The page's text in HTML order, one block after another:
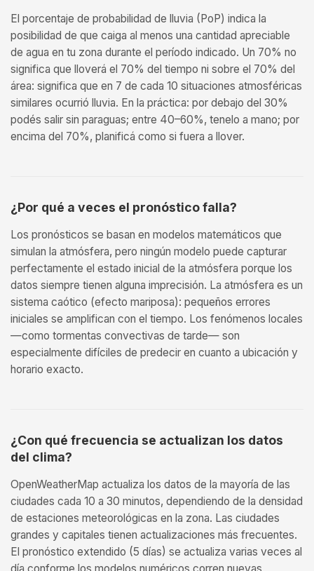
El porcentaje de probabilidad de lluvia (PoP) indica la
posibilidad de que caiga al menos una cantidad apreciable
de agua en tu zona durante el período indicado. Un 70% no
significa que lloverá el 70% del tiempo ni sobre el 70% del
área: significa que en 7 de cada 10 situaciones atmosféricas
similares ocurrió lluvia. En la práctica: por debajo del 30%
podés salir sin paraguas; entre 40–60%, tenelo a mano; por
encima del 70%, planificá como si fuera a llover.
¿Por qué a veces el pronóstico falla?
Los pronósticos se basan en modelos matemáticos que
simulan la atmósfera, pero ningún modelo puede capturar
perfectamente el estado inicial de la atmósfera porque los
datos siempre tienen alguna imprecisión. La atmósfera es un
sistema caótico (efecto mariposa): pequeños errores
iniciales se amplifican con el tiempo. Los fenómenos locales
—como tormentas convectivas de tarde— son
especialmente difíciles de predecir en cuanto a ubicación y
horario exacto.
¿Con qué frecuencia se actualizan los datos
del clima?
OpenWeatherMap actualiza los datos de la mayoría de las
ciudades cada 10 a 30 minutos, dependiendo de la densidad
de estaciones meteorológicas en la zona. Las ciudades
grandes y capitales tienen actualizaciones más frecuentes.
El pronóstico extendido (5 días) se actualiza varias veces al